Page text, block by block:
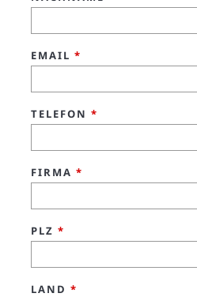
EMAIL *
TELEFON *
FIRMA *
PLZ *
LAND *